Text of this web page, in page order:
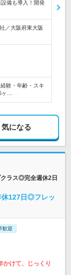
備も導入！開発
／大阪府東大阪
験・年齢・スキ
…
気になる
ラス◎完全週休2日
休127日◎フレッ
歓迎
かけて、じっくり